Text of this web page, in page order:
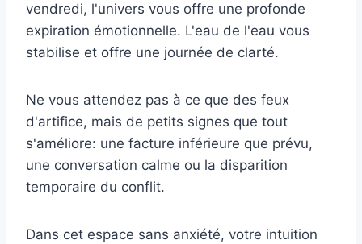
vendredi, l'univers vous offre une profonde
expiration émotionnelle. L'eau de l'eau vous
stabilise et offre une journée de clarté.
Ne vous attendez pas à ce que des feux
d'artifice, mais de petits signes que tout
s'améliore: une facture inférieure que prévu,
une conversation calme ou la disparition
temporaire du conflit.
Dans cet espace sans anxiété, votre intuition